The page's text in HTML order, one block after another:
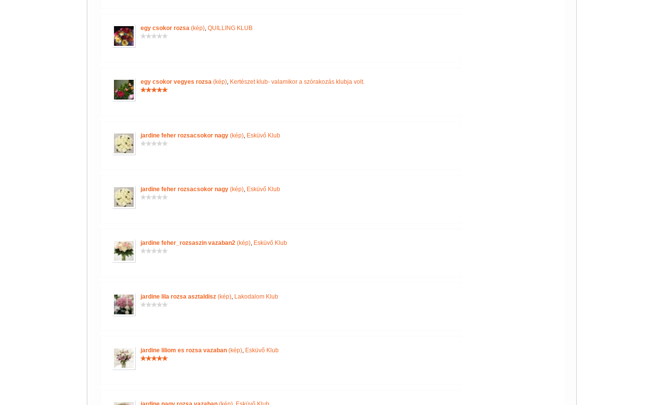
egy csokor rozsa(kép), QUILLING KLUB
egy csokor vegyes rozsa(kép), Kertészet klub- valamikor a szórakozás klubja volt.
jardine feher rozsacsokor nagy(kép), Esküvő Klub
jardine feher rozsacsokor nagy(kép), Esküvő Klub
jardine feher_rozsaszin vazaban2(kép), Esküvő Klub
jardine lila rozsa asztaldisz(kép), Lakodalom Klub
jardine liliom es rozsa vazaban(kép), Esküvő Klub